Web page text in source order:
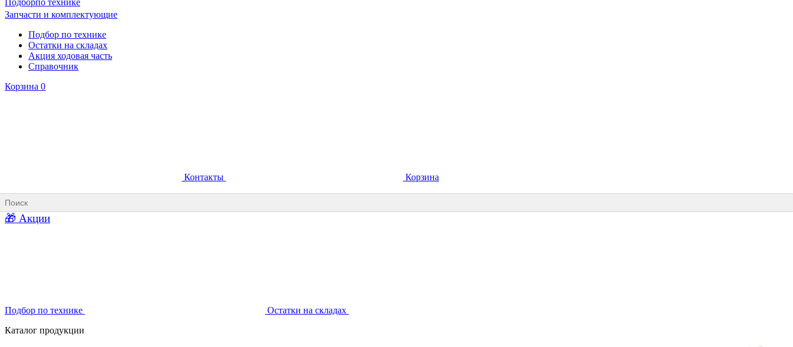
Ковши для фронтальных погрузчиков
Подборпо технике
Запчасти и комплектующие
Подбор по технике
Остатки на складах
Акция ходовая часть
Справочник
Корзина 0
Контакты Корзина
🎁 Акции
Подбор по технике
Остатки на складах
Каталог продукции